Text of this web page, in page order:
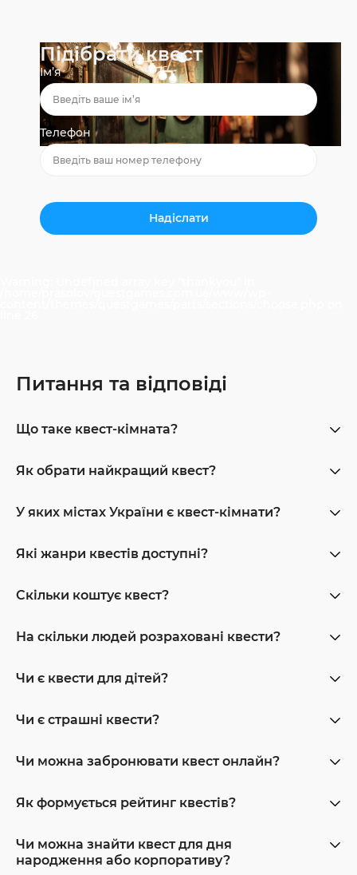
Підібрати квест
Ім’я
Телефон
Питання та відповіді
Що таке квест-кімната?
Як обрати найкращий квест?
У яких містах України є квест-кімнати?
Які жанри квестів доступні?
Скільки коштує квест?
На скільки людей розраховані квести?
Чи є квести для дітей?
Чи є страшні квести?
Чи можна забронювати квест онлайн?
Як формується рейтинг квестів?
Чи можна знайти квест для дня
народження або корпоративу?